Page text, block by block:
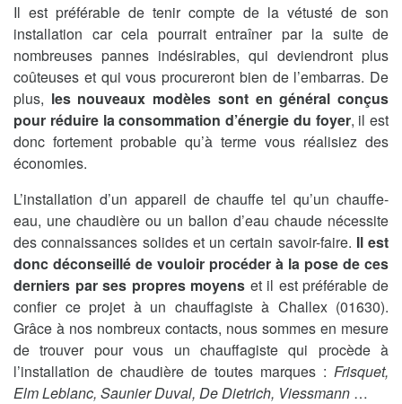
Il est préférable de tenir compte de la vétusté de son
installation car cela pourrait entraîner par la suite de
nombreuses pannes indésirables, qui deviendront plus
coûteuses et qui vous procureront bien de l’embarras. De
plus, les nouveaux modèles sont en général conçus
pour réduire la consommation d’énergie du foyer, il est
donc fortement probable qu’à terme vous réalisiez des
économies.
L’installation d’un appareil de chauffe tel qu’un chauffe-
eau, une chaudière ou un ballon d’eau chaude nécessite
des connaissances solides et un certain savoir-faire. Il est
donc déconseillé de vouloir procéder à la pose de ces
derniers par ses propres moyens et il est préférable de
confier ce projet à un chauffagiste à Challex (01630).
Grâce à nos nombreux contacts, nous sommes en mesure
de trouver pour vous un chauffagiste qui procède à
l’installation de chaudière de toutes marques : Frisquet,
Elm Leblanc, Saunier Duval, De Dietrich, Viessmann …